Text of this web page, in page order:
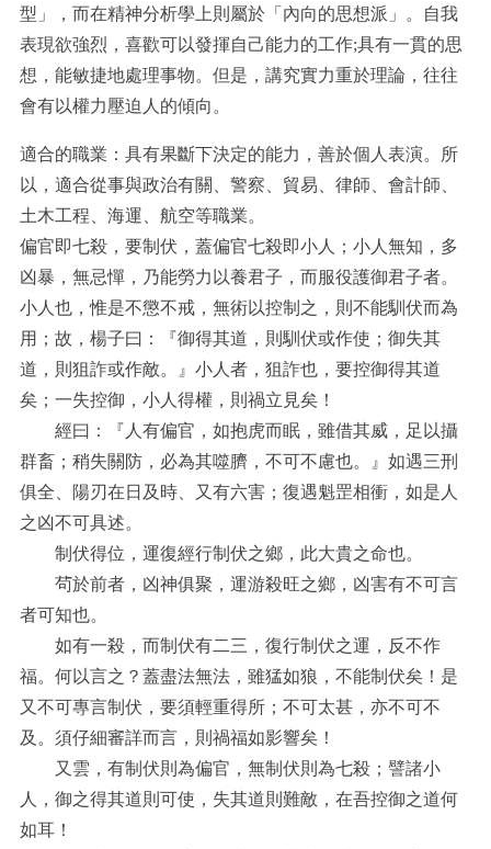
型」，而在精神分析學上則屬於「內向的思想派」。自我
表現欲強烈，喜歡可以發揮自己能力的工作;具有一貫的思
想，能敏捷地處理事物。但是，講究實力重於理論，往往
會有以權力壓迫人的傾向。
適合的職業：具有果斷下決定的能力，善於個人表演。所
以，適合從事與政治有關、警察、貿易、律師、會計師、
土木工程、海運、航空等職業。
偏官即七殺，要制伏，蓋偏官七殺即小人；小人無知，多
凶暴，無忌憚，乃能勞力以養君子，而服役護御君子者。
小人也，惟是不懲不戒，無術以控制之，則不能馴伏而為
用；故，楊子曰：『御得其道，則馴伏或作使；御失其
道，則狙詐或作敵。』小人者，狙詐也，要控御得其道
矣；一失控御，小人得權，則禍立見矣！
經曰：『人有偏官，如抱虎而眠，雖借其威，足以攝
群畜；稍失關防，必為其噬臍，不可不慮也。』如遇三刑
俱全、陽刃在日及時、又有六害；復遇魁罡相衝，如是人
之凶不可具述。
制伏得位，運復經行制伏之鄉，此大貴之命也。
茍於前者，凶神俱聚，運游殺旺之鄉，凶害有不可言
者可知也。
如有一殺，而制伏有二三，復行制伏之運，反不作
福。何以言之？蓋盡法無法，雖猛如狼，不能制伏矣！是
又不可專言制伏，要須輕重得所；不可太甚，亦不可不
及。須仔細審詳而言，則禍福如影響矣！
又雲，有制伏則為偏官，無制伏則為七殺；譬諸小
人，御之得其道則可使，失其道則難敵，在吾控御之道何
如耳！